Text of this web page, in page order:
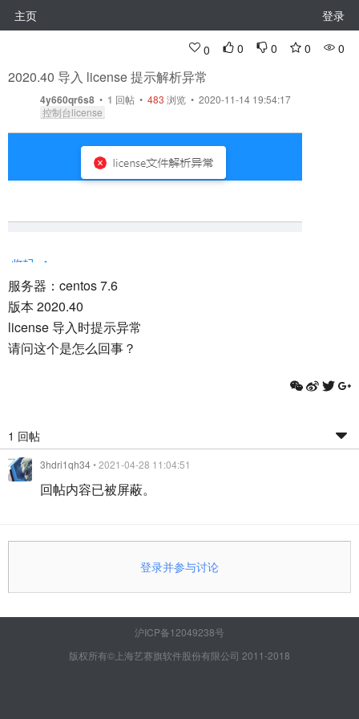
主页 登录
0 0 0 0 0
2020.40 导入 license 提示解析异常
4y660qr6s8 • 1 回帖 • 483 浏览 • 2020-11-14 19:54:17
控制台license
服务器：centos 7.6
版本 2020.40
license 导入时提示异常
请问这个是怎么回事？
1 回帖
3hdri1qh34• 2021-04-28 11:04:51
回帖内容已被屏蔽。
登录并参与讨论
沪ICP备12049238号
版权所有©上海艺赛旗软件股份有限公司 2011-2018